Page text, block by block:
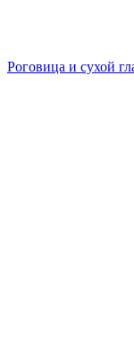
Роговица и сухой